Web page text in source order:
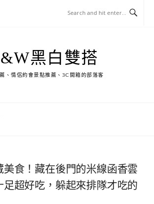
黑白雙搭
、情侶約會景點推薦、3C開箱的部落客
美食！藏在後門的米線函香雲
足超好吃，躲起來排隊才吃的